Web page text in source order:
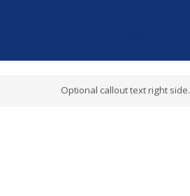
Optional callout text right side.